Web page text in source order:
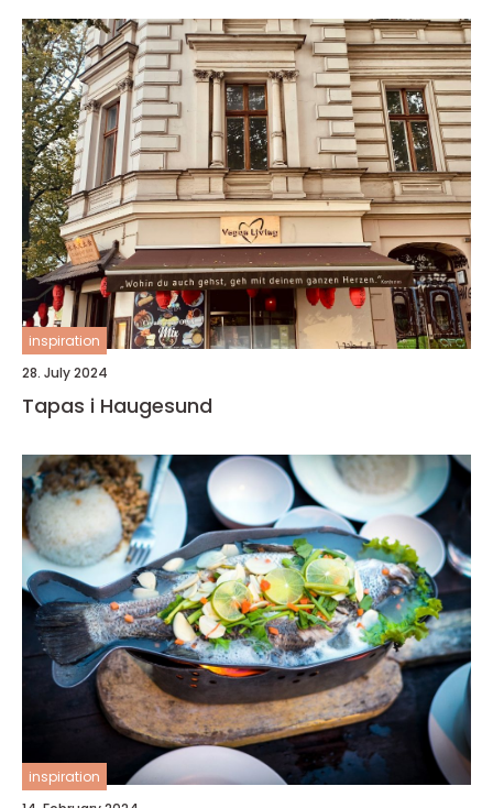
inspiration
28. July 2024
Tapas i Haugesund
inspiration